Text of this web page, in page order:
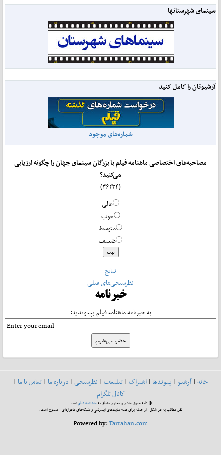
سینمای شهرستانها
آرشیوتان را کامل کنید
شماره‌های موجود
مصاحبه‌های اختصاصی ماهنامه فیلم با بزرگان سینمای جهان را چگونه ارزیابی
می‌کنید؟
عالی
خوب
متوسط
ضعیف
نتایج
نظرسنجی‌های قبلی
خبرنامه
به خبرنامه ماهنامه فیلم بپیوندید:
خانه|آرشیو| پیوندها| اشتراک| تبلیغات| نظرسنجی| درباره ما| تماس با ما|
کانال تلگرام
© کلیه حقوق مادی و معنوی متعلق بهماهنامه فیلماست.
نقل مطالب به هر شکل - از جمله برای همه سایت‌های اینترنتی و شبکه‌های ماهواره‌ای - ممنوع است.
Powered by:Tarrahan.com